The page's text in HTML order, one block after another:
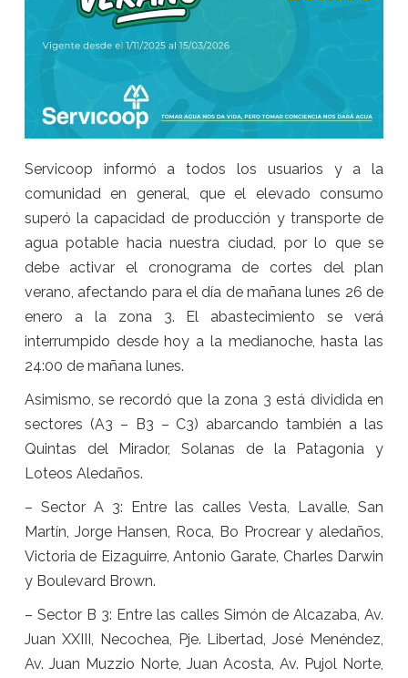
Servicoop informó a todos los usuarios y a la
comunidad en general, que el elevado consumo
superó la capacidad de producción y transporte de
agua potable hacia nuestra ciudad, por lo que se
debe activar el cronograma de cortes del plan
verano, afectando para el día de mañana lunes 26 de
enero a la zona 3. El abastecimiento se verá
interrumpido desde hoy a la medianoche, hasta las
24:00 de mañana lunes.
Asimismo, se recordó que la zona 3 está dividida en
sectores (A3 – B3 – C3) abarcando también a las
Quintas del Mirador, Solanas de la Patagonia y
Loteos Aledaños.
– Sector A 3: Entre las calles Vesta, Lavalle, San
Martín, Jorge Hansen, Roca, Bo Procrear y aledaños,
Victoria de Eizaguirre, Antonio Garate, Charles Darwin
y Boulevard Brown.
– Sector B 3: Entre las calles Simón de Alcazaba, Av.
Juan XXIII, Necochea, Pje. Libertad, José Menéndez,
Av. Juan Muzzio Norte, Juan Acosta, Av. Pujol Norte,